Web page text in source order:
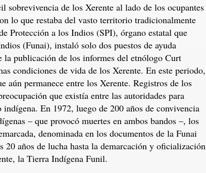
de los Xerente al lado de los ocupantes
lo que restaba del vasto territorio tradicionalmente
Protección a los Indios (SPI), órgano estatal que
(Funai), instaló solo dos puestos de ayuda
la publicación de los informes del etnólogo Curt
condiciones de vida de los Xerente. En este periodo,
aún permanece entre los Xerente. Registros de los
que existía entre las autoridades para
indígena. En 1972, luego de 200 años de convivencia
– que provocó muertes en ambos bandos –, los
denominada en los documentos de la Funai
20 años de lucha hasta la demarcación y oficialización
la Tierra Indígena Funil.